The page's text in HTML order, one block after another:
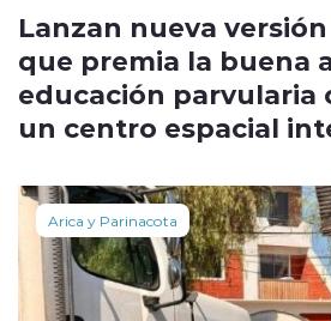
Lanzan nueva
que premia la buena
educación parvularia
un centro espacial
Arica y Parinacota